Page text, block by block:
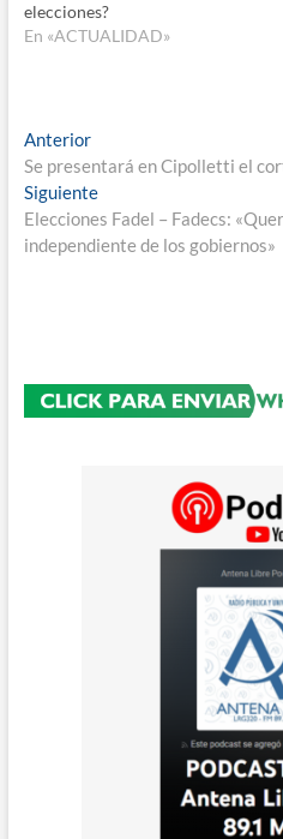
elecciones?
En «ACTUALIDAD»
Navegación
de
entradas
AnteriorEntrada
anterior:
Se presentará en Cipolletti el
SiguienteEntrada
siguiente:
Elecciones Fadel – Fadecs:
independiente de los gobiernos»